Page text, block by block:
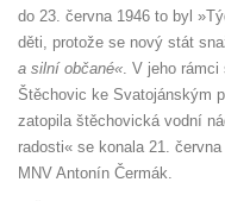
do 23. června 1946 to byl
děti, protože se nový stát
a silní občané«. V jeho rámci
Štěchovic ke Svatojánským
zatopila štěchovická vodní
radosti« se konala 21.
MNV Antonín Čermák.